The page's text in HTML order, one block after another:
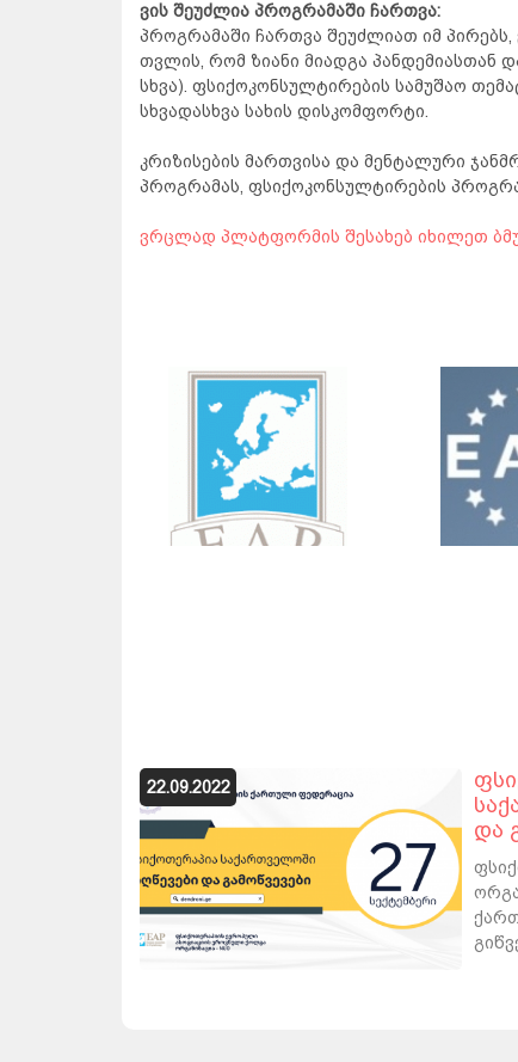
ვის შეუძლია პროგრამაში ჩართვა:
პროგრამაში ჩართვა შეუძლიათ იმ პირებს,
თვლის, რომ ზიანი მიადგა პანდემიასთან
სხვა). ფსიქოკონსულტირების სამუშაო
სხვადასხვა სახის დისკომფორტი.
კრიზისების მართვისა და მენტალური
პროგრამას, ფსიქოკონსულტირების
ვრცლად პლატფორმის შესახებ იხილეთ
და
22.09.2022